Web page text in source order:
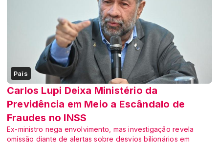
País
Carlos Lupi Deixa Ministério da
Previdência em Meio a Escândalo de
Fraudes no INSS
Ex-ministro nega envolvimento, mas investigação revela
omissão diante de alertas sobre desvios bilionários em